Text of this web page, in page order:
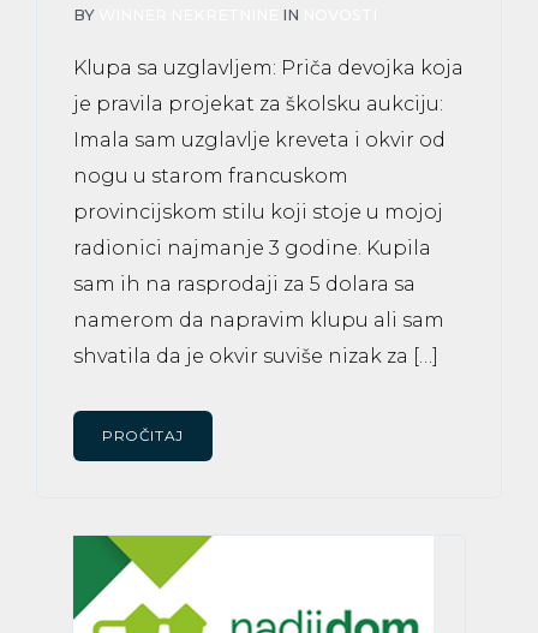
BY IN
Klupa sa uzglavljem: Priča devojka koja
je pravila projekat za školsku aukciju:
Imala sam uzglavlje kreveta i okvir od
nogu u starom francuskom
provincijskom stilu koji stoje u mojoj
radionici najmanje 3 godine. Kupila
sam ih na rasprodaji za 5 dolara sa
namerom da napravim klupu ali sam
shvatila da je okvir suviše nizak za […]
PROČITAJ